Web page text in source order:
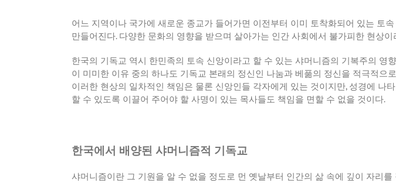
어느 지역이나 국가에 새로운 종교가 들어가면 이전부터 이미 토착화되어 있는 토
만들어진다. 다양한 문화의 영향을 받으며 살아가는 인간 사회에서 불가피한 현상
한국의 기독교 역시 한민족의 토속 신앙이라고 할 수 있는 샤머니즘의 기복주의 영
이 미미한 이유 중의 하나도 기독교 본래의 정신인 나눔과 베풂의 정신을 적극적
이러한 현상의 일차적인 책임은 물론 신앙인들 각자에게 있는 것이지만, 성경에 나
할 수 있도록 이끌어 주어야 할 사명이 있는 목사들도 책임을 면할 수 없을 것이다.
한국에서 배양된 샤머니즘적 기독교
샤머니즘이란 그 기원을 알 수 없을 정도로 먼 옛날부터 인간의 삶 속에 깊이 자리